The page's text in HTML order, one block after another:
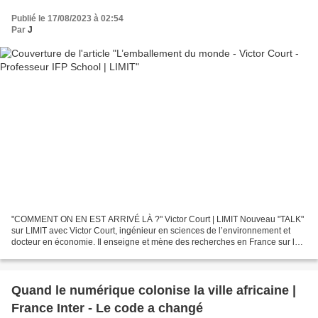
Publié le 17/08/2023 à 02:54
Par J
"COMMENT ON EN EST ARRIVÉ LÀ ?" Victor Court | LIMIT Nouveau "TALK"
sur LIMIT avec Victor Court, ingénieur en sciences de l’environnement et
docteur en économie. Il enseigne et mène des recherches en France sur les
Quand le numérique colonise la ville africaine |
France Inter - Le code a changé